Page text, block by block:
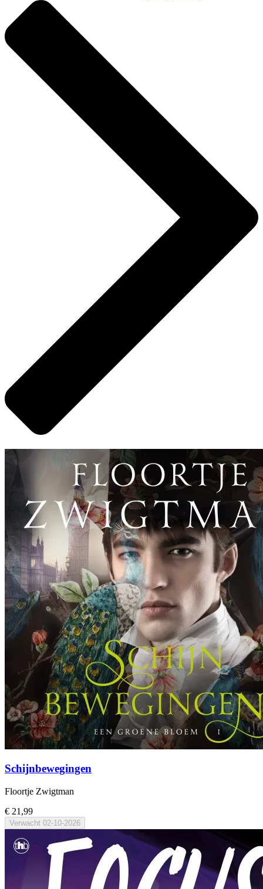
Schijnbewegingen
Floortje Zwigtman
€ 21,99
Verwacht 02-10-2026